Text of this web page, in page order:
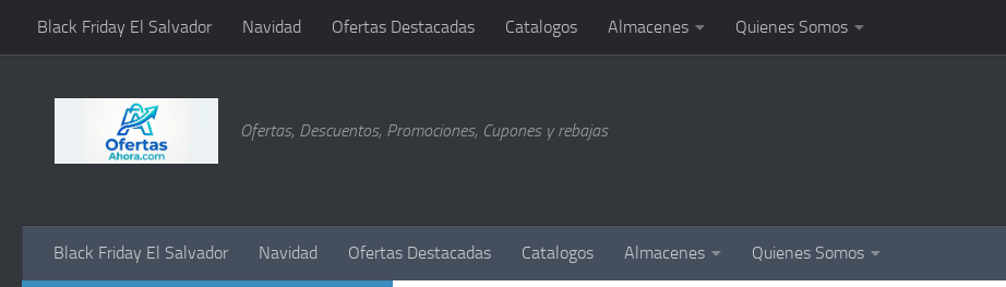
Saltar al contenido
Black Friday El Salvador Navidad Ofertas Destacadas Catalogos Almacenes Quienes Somos
Ofertas, Descuentos, Promociones, Cupones y rebajas
Black Friday El Salvador Navidad Ofertas Destacadas Catalogos Almacenes Quienes Somos